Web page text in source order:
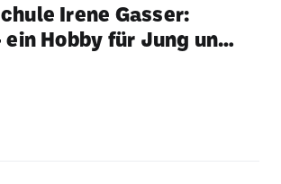
Irene Gasser:
Hobby für Jung und